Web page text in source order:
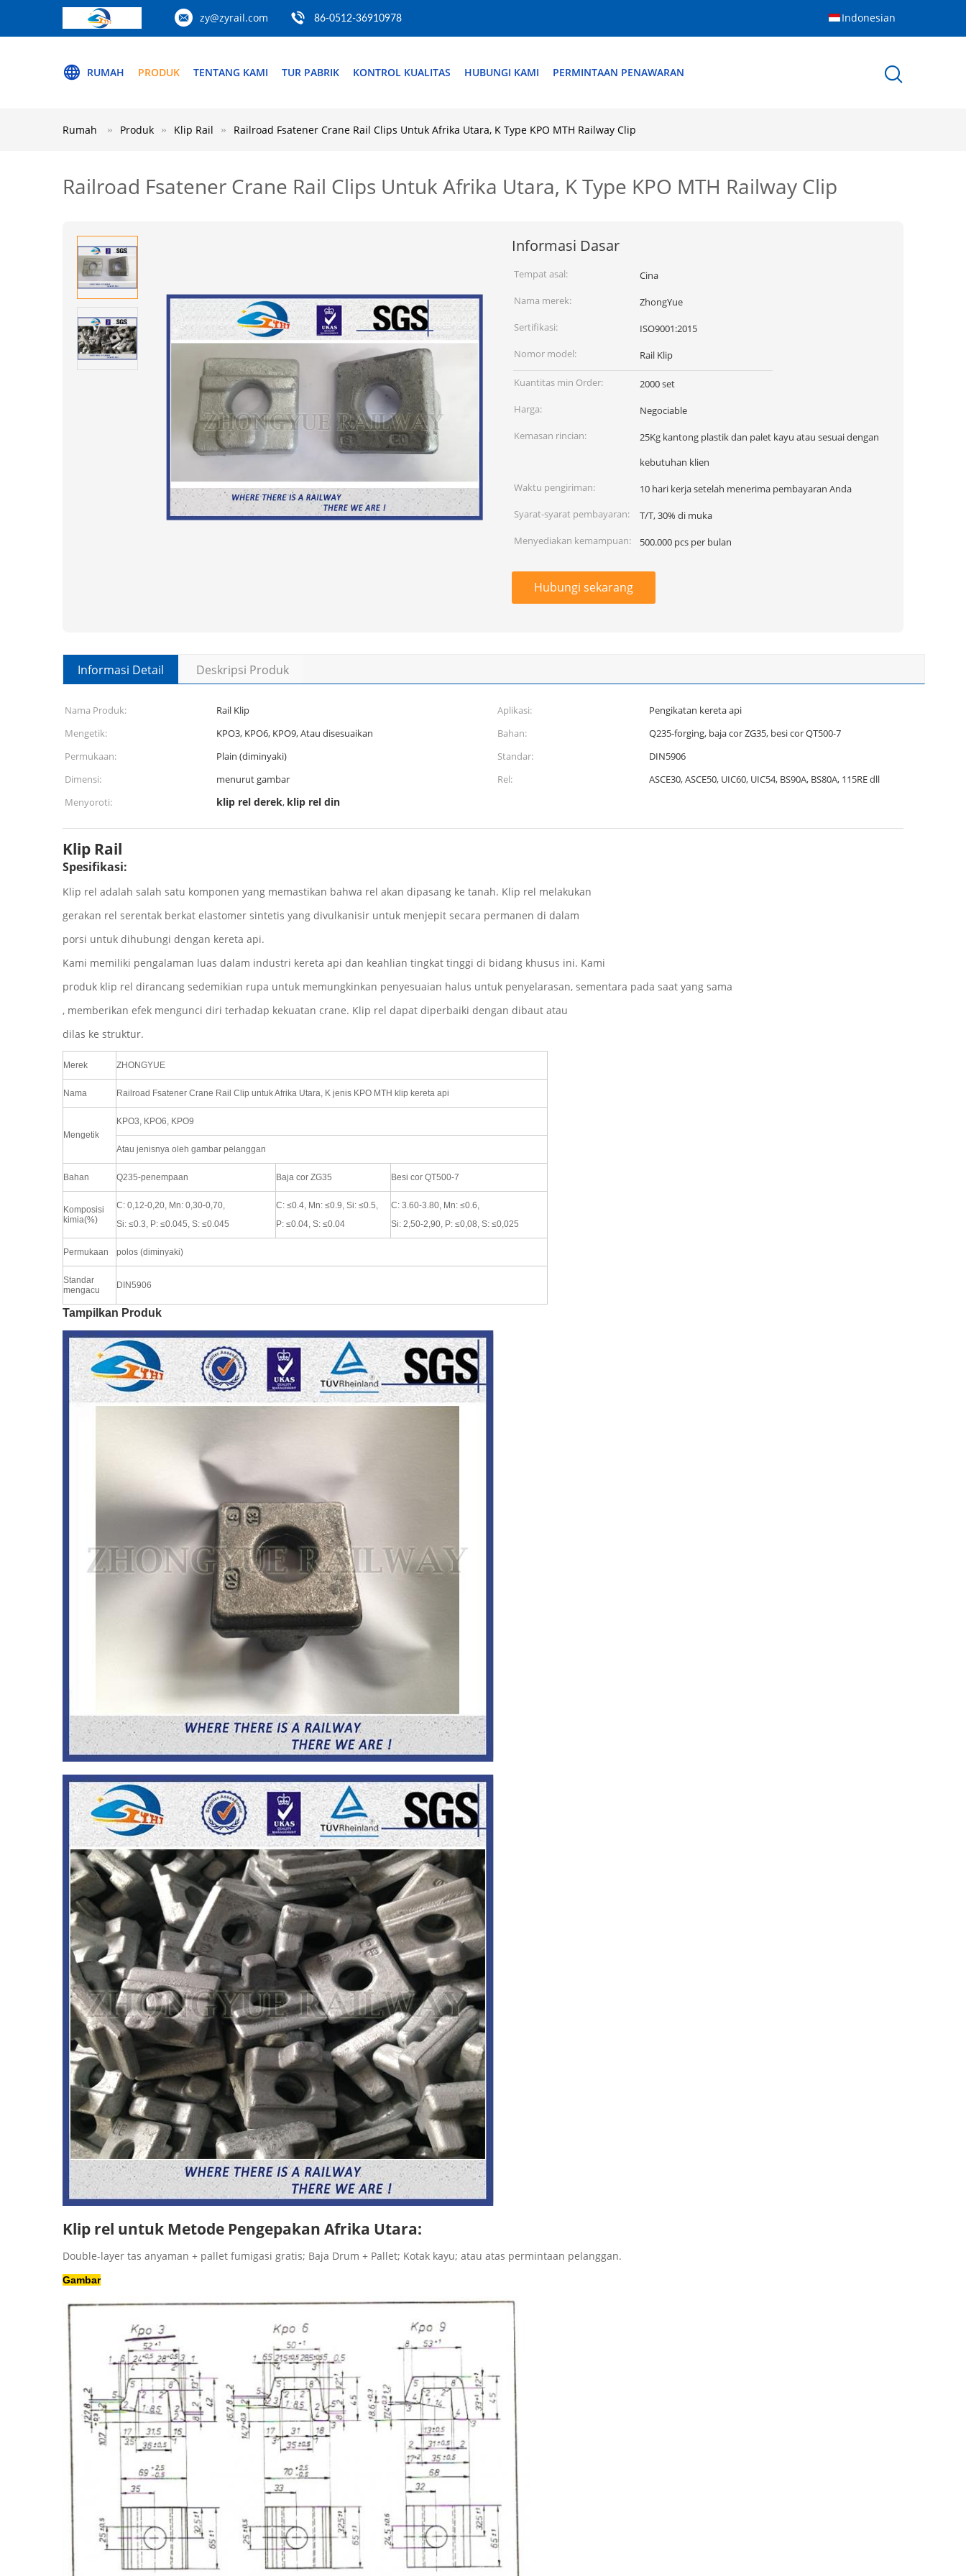
zy@zyrail.com 86-0512-36910978 Indonesian
RUMAH PRODUK TENTANG KAMI TUR PABRIK KONTROL KUALITAS HUBUNGI KAMI PERMINTAAN PENAWARAN
Rumah Produk Klip Rail Railroad Fsatener Crane Rail Clips Untuk Afrika Utara, K Type KPO MTH Railway Clip
Railroad Fsatener Crane Rail Clips Untuk Afrika Utara, K Type KPO MTH Railway Clip
Informasi Dasar
Tempat asal:
Cina
Nama merek:
ZhongYue
Sertifikasi:
ISO9001:2015
Nomor model:
Rail Klip
Kuantitas min Order:
2000 set
Harga:
Negociable
Kemasan rincian:
25Kg kantong plastik dan palet kayu atau sesuai dengan
kebutuhan klien
Waktu pengiriman:
10 hari kerja setelah menerima pembayaran Anda
Syarat-syarat pembayaran:
T/T, 30% di muka
Menyediakan kemampuan:
500.000 pcs per bulan
Hubungi sekarang
Informasi Detail Deskripsi Produk
Nama Produk: Rail Klip Aplikasi:
Pengikatan kereta api
Mengetik:
KPO3, KPO6, KPO9, Atau disesuaikan Bahan:
Q235-forging, baja cor ZG35, besi cor QT500-7
Permukaan:
Plain (diminyaki) Standar:
DIN5906
Dimensi:
menurut gambar Rel:
ASCE30, ASCE50, UIC60, UIC54, BS90A, BS80A, 115RE dll
Menyoroti:
klip rel derek, klip rel din
Klip Rail
Spesifikasi:
Klip rel adalah salah satu komponen yang memastikan bahwa rel akan dipasang ke tanah. Klip rel melakukan
gerakan rel serentak berkat elastomer sintetis yang divulkanisir untuk menjepit secara permanen di dalam
porsi untuk dihubungi dengan kereta api.
Kami memiliki pengalaman luas dalam industri kereta api dan keahlian tingkat tinggi di bidang khusus ini. Kami
produk klip rel dirancang sedemikian rupa untuk memungkinkan penyesuaian halus untuk penyelarasan, sementara pada saat yang sama
, memberikan efek mengunci diri terhadap kekuatan crane. Klip rel dapat diperbaiki dengan dibaut atau
dilas ke struktur.
Merek ZHONGYUE
Nama Railroad Fsatener Crane Rail Clip untuk Afrika Utara, K jenis KPO MTH klip kereta api
Mengetik
KPO3, KPO6, KPO9
Atau jenisnya oleh gambar pelanggan
Bahan Q235-penempaan Baja cor ZG35 Besi cor QT500-7
Komposisi
kimia(%)
C: 0,12-0,20, Mn: 0,30-0,70,
Si: ≤0.3, P: ≤0.045, S: ≤0.045
C: ≤0.4, Mn: ≤0.9, Si: ≤0.5,
P: ≤0.04, S: ≤0.04
C: 3.60-3.80, Mn: ≤0.6,
Si: 2,50-2,90, P: ≤0,08, S: ≤0,025
Permukaan polos (diminyaki)
Standar
mengacu
DIN5906
Tampilkan Produk
Klip rel untuk Metode Pengepakan Afrika Utara:
Double-layer tas anyaman + pallet fumigasi gratis; Baja Drum + Pallet; Kotak kayu; atau atas permintaan pelanggan.
Gambar